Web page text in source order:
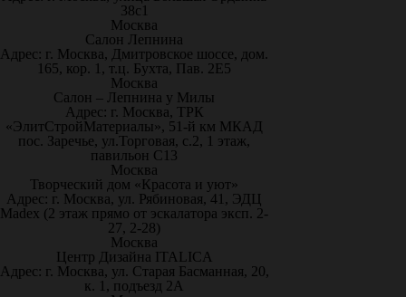
38с1
Москва
Салон Лепнина
Адрес: г. Москва, Дмитровское шоссе, дом.
165, кор. 1, т.ц. Бухта, Пав. 2Е5
Москва
Салон – Лепнина у Милы
Адрес: г. Москва, ТРК
«ЭлитСтройМатериалы», 51-й км МКАД
пос. Заречье, ул.Торговая, с.2, 1 этаж,
павильон С13
Москва
Творческий дом «Красота и уют»
Адрес: г. Москва, ул. Рябиновая, 41, ЭДЦ
Madex (2 этаж прямо от эскалатора эксп. 2-
27, 2-28)
Москва
Центр Дизайна ITALICA
Адрес: г. Москва, ул. Старая Басманная, 20,
к. 1, подъезд 2А